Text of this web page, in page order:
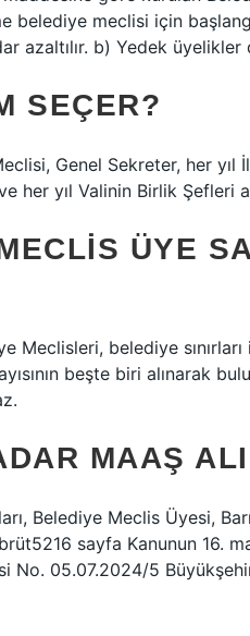
meclisi için
azaltılır. b) Yedek üyelikler
SEÇER?
Genel Sekreter, her yıl
her yıl Valinin Birlik Şefleri
ÜYE
Meclisleri, belediye
beşte biri alınarak
MAAŞ
Belediye Meclis Üyesi,
sayfa Kanunun 16.
No. 05.07.2024/5